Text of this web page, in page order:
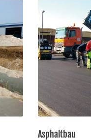
Asphaltbau